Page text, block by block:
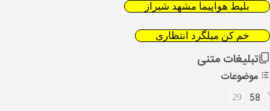
بلیط هواپیما مشهد شیراز
خم کن میلگرد انتظاری
تبلیغات متنی
موضوعات
58
29